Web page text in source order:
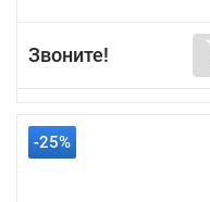
Звоните!
-25%